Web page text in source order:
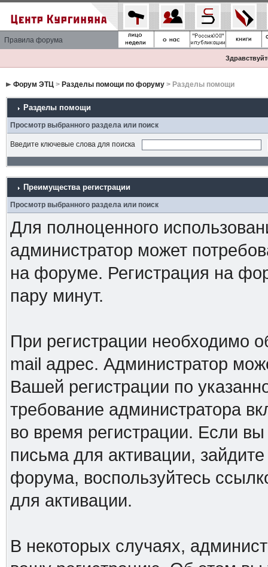
Правила форума
Форум ЭТЦ> Разделы помощи по форуму> Разделы помощи
Разделы помощи
Просмотр выбранного раздела или поиск
Введите ключевые слова для поиска
Преимущества регистрации
Просмотр выбранного раздела или поиск
Для полноценного
администратор может
на форуме. Регистрация на
пару минут.
При регистрации необходимо
mail адрес. Администратор
Вашей регистрации по
требование администратора
во время регистрации. Если
письма для активации,
форума, воспользуйтесь
для активации.
В некоторых случаях,